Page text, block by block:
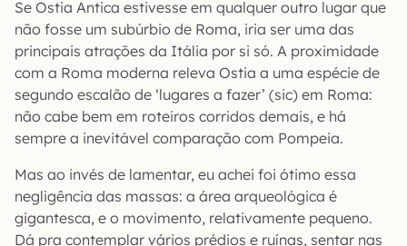
Se Ostia Antica estivesse em qualquer outro lugar que
não fosse um subúrbio de Roma, iria ser uma das
principais atrações da Itália por si só. A proximidade
com a Roma moderna releva Ostia a uma espécie de
segundo escalão de ‘lugares a fazer’ (sic) em Roma:
não cabe bem em roteiros corridos demais, e há
sempre a inevitável comparação com Pompeia.
Mas ao invés de lamentar, eu achei foi ótimo essa
negligência das massas: a área arqueológica é
gigantesca, e o movimento, relativamente pequeno.
Dá pra contemplar vários prédios e ruínas, sentar nas